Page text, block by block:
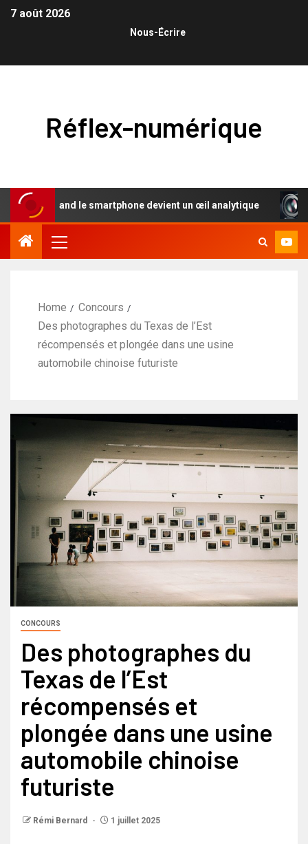
7 août 2026
Nous-Écrire
Réflex-numérique
: quand le smartphone devient un œil analytique
Home
Concours
Des photographes du Texas de l’Est
récompensés et plongée dans une usine
automobile chinoise futuriste
CONCOURS
Des photographes du
Texas de l’Est
récompensés et
plongée dans une usine
automobile chinoise
futuriste
Rémi Bernard 1 juillet 2025